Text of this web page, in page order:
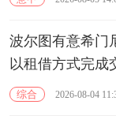
波尔图有意希门
以租借方式完成
综合 2026-08-04